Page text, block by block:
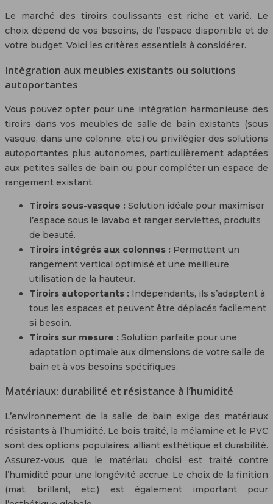
Le marché des tiroirs coulissants est riche et varié. Le
choix dépend de vos besoins, de l’espace disponible et de
votre budget. Voici les critères essentiels à considérer.
Intégration aux meubles existants ou solutions
autoportantes
Vous pouvez opter pour une intégration harmonieuse des
tiroirs dans vos meubles de salle de bain existants (sous
vasque, dans une colonne, etc.) ou privilégier des solutions
autoportantes plus autonomes, particulièrement adaptées
aux petites salles de bain ou pour compléter un espace de
rangement existant.
Tiroirs sous-vasque : Solution idéale pour maximiser
l’espace sous le lavabo et ranger serviettes, produits
de beauté.
Tiroirs intégrés aux colonnes : Permettent un
rangement vertical optimisé et une meilleure
utilisation de la hauteur.
Tiroirs autoportants : Indépendants, ils s’adaptent à
tous les espaces et peuvent être déplacés facilement
si besoin.
Tiroirs sur mesure : Solution parfaite pour une
adaptation optimale aux dimensions de votre salle de
bain et à vos besoins spécifiques.
Matériaux: durabilité et résistance à l’humidité
L’environnement de la salle de bain exige des matériaux
résistants à l’humidité. Le bois traité, la mélamine et le PVC
sont des options populaires, alliant esthétique et durabilité.
Assurez-vous que le matériau choisi est traité contre
l’humidité pour une longévité accrue. Le choix de la finition
(mat, brillant, etc.) est également important pour